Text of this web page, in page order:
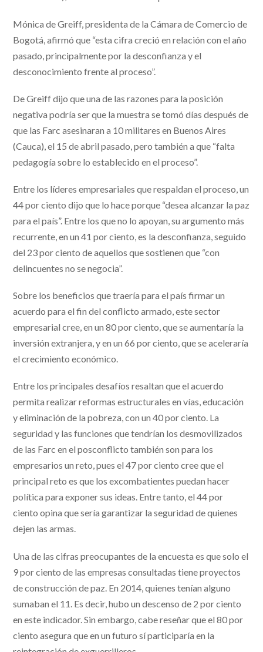
Mónica de Greiff, presidenta de la Cámara de Comercio de
Bogotá, afirmó que “esta cifra creció en relación con el año
pasado, principalmente por la desconfianza y el
desconocimiento frente al proceso”.
De Greiff dijo que una de las razones para la posición
negativa podría ser que la muestra se tomó días después de
que las Farc asesinaran a 10 militares en Buenos Aires
(Cauca), el 15 de abril pasado, pero también a que “falta
pedagogía sobre lo establecido en el proceso”.
Entre los líderes empresariales que respaldan el proceso, un
44 por ciento dijo que lo hace porque “desea alcanzar la paz
para el país”. Entre los que no lo apoyan, su argumento más
recurrente, en un 41 por ciento, es la desconfianza, seguido
del 23 por ciento de aquellos que sostienen que “con
delincuentes no se negocia”.
Sobre los beneficios que traería para el país firmar un
acuerdo para el fin del conflicto armado, este sector
empresarial cree, en un 80 por ciento, que se aumentaría la
inversión extranjera, y en un 66 por ciento, que se aceleraría
el crecimiento económico.
Entre los principales desafíos resaltan que el acuerdo
permita realizar reformas estructurales en vías, educación
y eliminación de la pobreza, con un 40 por ciento. La
seguridad y las funciones que tendrían los desmovilizados
de las Farc en el posconflicto también son para los
empresarios un reto, pues el 47 por ciento cree que el
principal reto es que los excombatientes puedan hacer
política para exponer sus ideas. Entre tanto, el 44 por
ciento opina que sería garantizar la seguridad de quienes
dejen las armas.
Una de las cifras preocupantes de la encuesta es que solo el
9 por ciento de las empresas consultadas tiene proyectos
de construcción de paz. En 2014, quienes tenían alguno
sumaban el 11. Es decir, hubo un descenso de 2 por ciento
en este indicador. Sin embargo, cabe reseñar que el 80 por
ciento asegura que en un futuro sí participaría en la